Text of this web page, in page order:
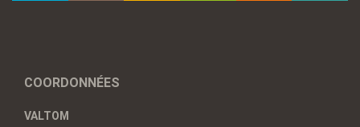
COORDONNÉES
VALTOM